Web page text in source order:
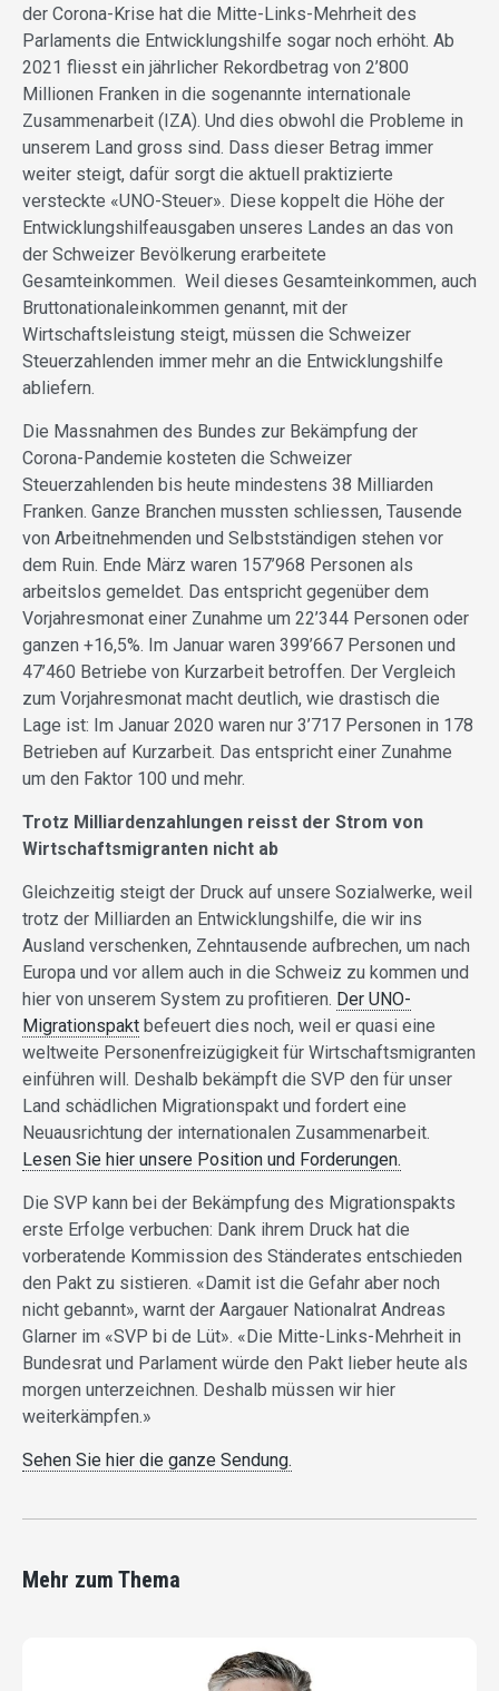
der Corona-Krise hat die Mitte-Links-Mehrheit des
Parlaments die Entwicklungshilfe sogar noch erhöht. Ab
2021 fliesst ein jährlicher Rekordbetrag von 2’800
Millionen Franken in die sogenannte internationale
Zusammenarbeit (IZA). Und dies obwohl die Probleme in
unserem Land gross sind. Dass dieser Betrag immer
weiter steigt, dafür sorgt die aktuell praktizierte
versteckte «UNO-Steuer». Diese koppelt die Höhe der
Entwicklungshilfeausgaben unseres Landes an das von
der Schweizer Bevölkerung erarbeitete
Gesamteinkommen. Weil dieses Gesamteinkommen, auch
Bruttonationaleinkommen genannt, mit der
Wirtschaftsleistung steigt, müssen die Schweizer
Steuerzahlenden immer mehr an die Entwicklungshilfe
abliefern.
Die Massnahmen des Bundes zur Bekämpfung der
Corona-Pandemie kosteten die Schweizer
Steuerzahlenden bis heute mindestens 38 Milliarden
Franken. Ganze Branchen mussten schliessen, Tausende
von Arbeitnehmenden und Selbstständigen stehen vor
dem Ruin. Ende März waren 157’968 Personen als
arbeitslos gemeldet. Das entspricht gegenüber dem
Vorjahresmonat einer Zunahme um 22’344 Personen oder
ganzen +16,5%. Im Januar waren 399’667 Personen und
47’460 Betriebe von Kurzarbeit betroffen. Der Vergleich
zum Vorjahresmonat macht deutlich, wie drastisch die
Lage ist: Im Januar 2020 waren nur 3’717 Personen in 178
Betrieben auf Kurzarbeit. Das entspricht einer Zunahme
um den Faktor 100 und mehr.
Trotz Milliardenzahlungen reisst der Strom von
Wirtschaftsmigranten nicht ab
Gleichzeitig steigt der Druck auf unsere Sozialwerke, weil
trotz der Milliarden an Entwicklungshilfe, die wir ins
Ausland verschenken, Zehntausende aufbrechen, um nach
Europa und vor allem auch in die Schweiz zu kommen und
hier von unserem System zu profitieren. Der UNO-
Migrationspakt befeuert dies noch, weil er quasi eine
weltweite Personenfreizügigkeit für Wirtschaftsmigranten
einführen will. Deshalb bekämpft die SVP den für unser
Land schädlichen Migrationspakt und fordert eine
Neuausrichtung der internationalen Zusammenarbeit.
Lesen Sie hier unsere Position und Forderungen.
Die SVP kann bei der Bekämpfung des Migrationspakts
erste Erfolge verbuchen: Dank ihrem Druck hat die
vorberatende Kommission des Ständerates entschieden
den Pakt zu sistieren. «Damit ist die Gefahr aber noch
nicht gebannt», warnt der Aargauer Nationalrat Andreas
Glarner im «SVP bi de Lüt». «Die Mitte-Links-Mehrheit in
Bundesrat und Parlament würde den Pakt lieber heute als
morgen unterzeichnen. Deshalb müssen wir hier
weiterkämpfen.»
Sehen Sie hier die ganze Sendung.
Mehr zum Thema